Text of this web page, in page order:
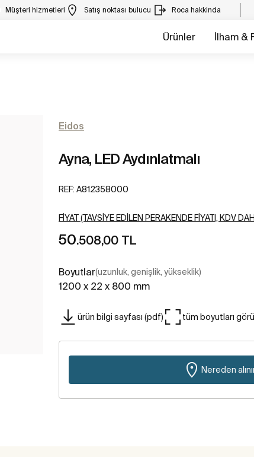
Müşteri hizmetleri Satış noktası bulucu Roca hakkinda
Ürünler İlham &
Eidos
Ayna, LED Aydınlatmalı
REF: A812358000
FIYAT (TAVSIYE EDILEN PERAKENDE FIYATI, KDV
50.508,00 TL
Boyutlar(uzunluk, genişlik, yükseklik)
1200 x 22 x 800 mm
ürün bilgi sayfası (pdf) tüm boyutları
Nereden